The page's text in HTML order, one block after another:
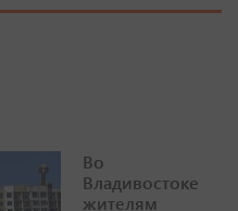
Во
Владивостоке
жителям